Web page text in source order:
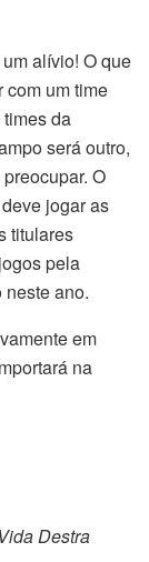
alívio! O que
com um time
da
será outro,
O
jogar as
titulares
pela
ano.
em
na
Destra